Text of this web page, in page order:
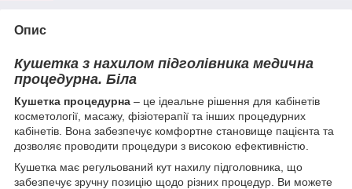
Опис
Кушетка з нахилом підголівника медична
процедурна. Біла
Кушетка процедурна – це ідеальне рішення для кабінетів
косметології, масажу, фізіотерапії та інших процедурних
кабінетів. Вона забезпечує комфортне становище пацієнта та
дозволяє проводити процедури з високою ефективністю.
Кушетка має регульований кут нахилу підголовника, що
забезпечує зручну позицію щодо різних процедур. Ви можете